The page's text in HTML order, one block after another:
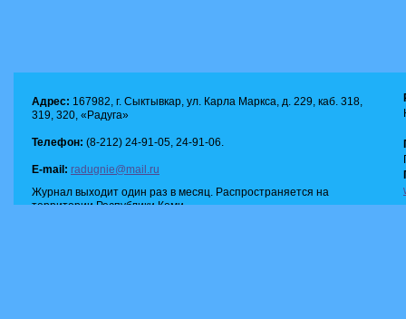
Адрес: 167982, г. Сыктывкар, ул. Карла Маркса, д. 229, каб. 318,
319, 320, «Радуга»
Телефон: (8-212) 24-91-05, 24-91-06.
E-mail: radugnie@mail.ru
Журнал выходит один раз в месяц. Распространяется на
территории Республики Коми.